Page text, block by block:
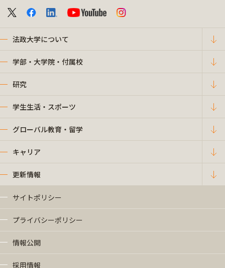
法政大学について
学部・大学院・付属校
研究
学生生活・スポーツ
グローバル教育・留学
キャリア
更新情報
サイトポリシー
プライバシーポリシー
情報公開
採用情報